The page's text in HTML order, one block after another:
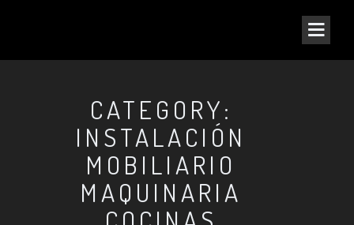
CATEGORY:
INSTALACIÓN
MOBILIARIO
MAQUINARIA